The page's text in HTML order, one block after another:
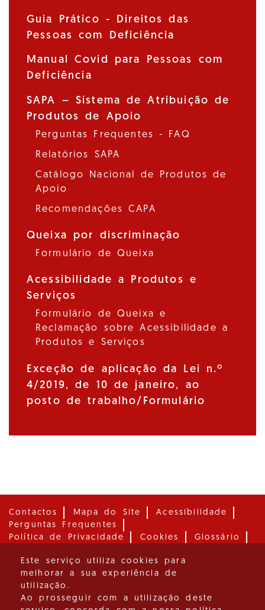
Guia Prático - Direitos das
Pessoas com Deficiência
Manual Covid para Pessoas com
Deficiência
SAPA – Sistema de Atribuição de
Produtos de Apoio
Perguntas Frequentes - FAQ
Relatórios SAPA
Catálogo Nacional de Produtos de
Apoio
Recomendações CAPA
Queixa por discriminação
Formulário de Queixa
Acessibilidade a Produtos e
Serviços
Formulário de Queixa e
Reclamação sobre Acessibilidade a
Produtos e Serviços
Exceção de aplicação da Lei n.º
4/2019, de 10 de janeiro, ao
posto de trabalho/Formulário
Contactos Mapa do Site
Acessibilidade
Perguntas Frequentes
Política de Privacidade
Cookies
Glossário
Instituto para os Direitos das Pessoas com
Deficiência, I. P.
Desenvolvido por: Instituto de Informática, I.P.
Este serviço utiliza cookies para
melhorar a sua experiência de
utilização.
Ao prosseguir com a utilização deste